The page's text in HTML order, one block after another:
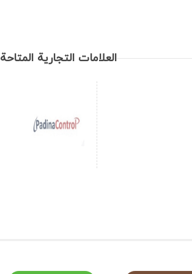
العلامات التجارية المتاحة